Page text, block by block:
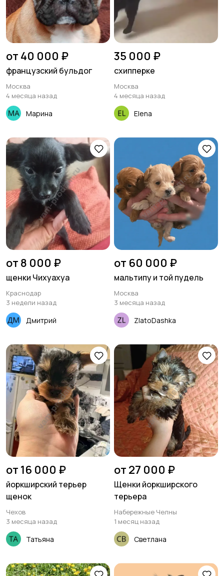
от 40 000 ₽
французский бульдог
Москва
4 месяца назад
Марина
35 000 ₽
схипперке
Москва
4 месяца назад
Elena
от 8 000 ₽
щенки Чихуахуа
Краснодар
3 недели назад
Дмитрий
от 60 000 ₽
мальтипу и той пудель
Москва
3 месяца назад
ZlatoDashka
от 16 000 ₽
йоркширский терьер
щенок
Чехов
3 месяца назад
Татьяна
от 27 000 ₽
Щенки йоркширского
терьера
Набережные Челны
1 месяц назад
Светлана